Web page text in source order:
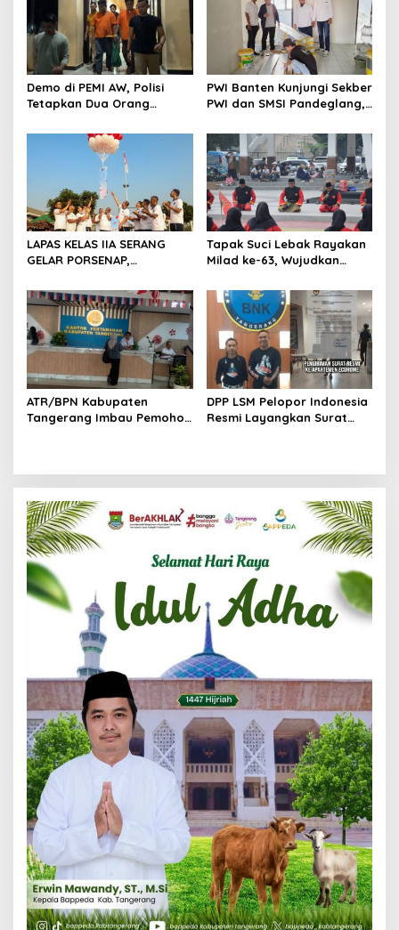
i
p
o
s
Demo di PEMI AW, Polisi
Tetapkan Dua Orang
PWI Banten Kunjungi Sekber
PWI dan SMSI Pandeglang,
Konferensi Organisasi
LAPAS KELAS IIA SERANG
GELAR PORSENAP,
DAN KEBERSAMAAN
Tapak Suci Lebak Rayakan
Milad ke-63, Wujudkan
Menuju Kancah Dunia
ATR/BPN Kabupaten
Tangerang Imbau Pemohon
DPP LSM Pelopor Indonesia
Resmi Layangkan Surat